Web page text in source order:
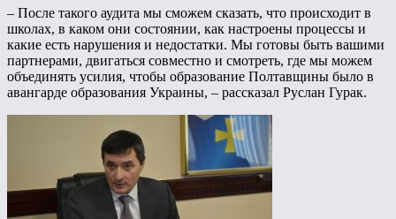
– После такого аудита мы сможем сказать, что происходит в
школах, в каком они состоянии, как настроены процессы и
какие есть нарушения и недостатки. Мы готовы быть вашими
партнерами, двигаться совместно и смотреть, где мы можем
объединять усилия, чтобы образование Полтавщины было в
авангарде образования Украины, – рассказал Руслан Гурак.